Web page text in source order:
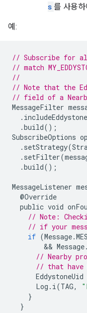
s 를 사용
예:
// Subscribe for
// match
//
// Note that the
// field of a
MessageFilter
.
.build();
SubscribeOptions
. setStrategy(
. setFilter(
.build();
MessageListener
@Override
public void
// Note:
// if your
if (Message.
        &&
Message.
// Nearby
// that have
EddystoneUid
Log . i(TAG,
}
}